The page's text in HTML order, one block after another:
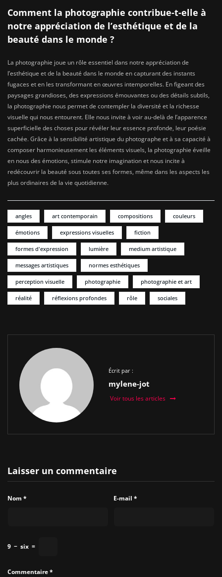
Comment la photographie contribue-t-elle à
notre appréciation de l’esthétique et de la
beauté dans le monde ?
La photographie joue un rôle essentiel dans notre appréciation de
l’esthétique et de la beauté dans le monde en capturant des instants
fugaces et en les transformant en œuvres intemporelles. En figeant des
paysages grandioses, des expressions émouvantes ou des détails subtils,
la photographie nous permet de contempler la diversité et la richesse
visuelle qui nous entourent. Elle nous invite à voir au-delà de l’apparence
superficielle des choses pour révéler leur essence profonde, leur poésie
cachée. Grâce à la sensibilité artistique du photographe et à sa capacité à
composer harmonieusement les éléments visuels, la photographie éveille
en nous des émotions, stimule notre imagination et nous incite à
redécouvrir la beauté sous toutes ses formes, même dans les aspects les
plus ordinaires de la vie quotidienne.
angles art contemporain compositions couleurs
émotions expressions visuelles fiction
formes d'expression lumière medium artistique
messages artistiques normes esthétiques
perception visuelle photographie photographie et art
réalité réflexions profondes rôle sociales
Écrit par :
mylene-jot
Voir tous les articles
Laisser un commentaire
Nom * E-mail *
9 − six =
Commentaire*